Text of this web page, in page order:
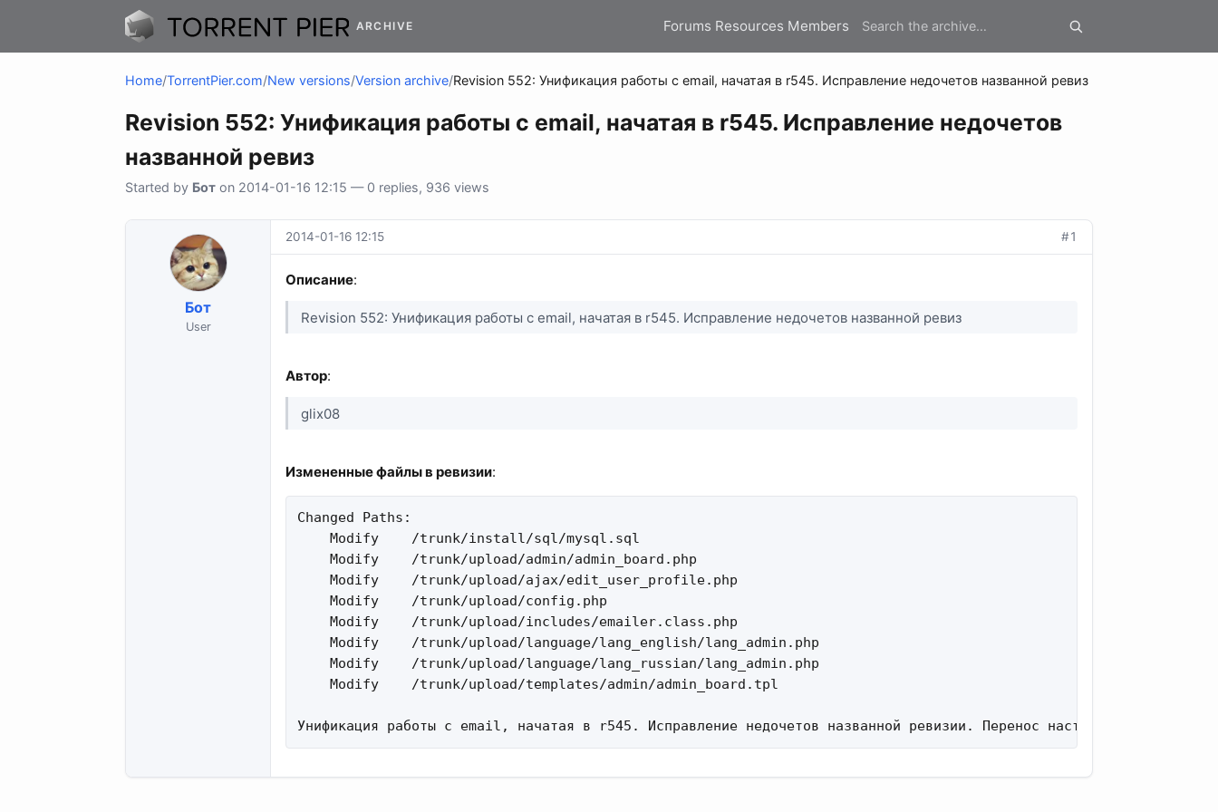
ARCHIVE Forums Resources Members
Home/TorrentPier.com/New versions/Version archive/Revision 552: Унификация работы с email, начатая в r545. Исправление недочетов названной ревиз
Revision 552: Унификация работы с email, начатая в r545. Исправление недочетов
названной ревиз
Started by Бот on 2014-01-16 12:15 — 0 replies, 936 views
Бот
User
2014-01-16 12:15 #1
Описание:
Revision 552: Унификация работы с email, начатая в r545. Исправление недочетов названной ревиз
Автор:
glix08
Измененные файлы в ревизии:
Changed Paths:
    Modify    /trunk/install/sql/mysql.sql
    Modify    /trunk/upload/admin/admin_board.php
    Modify    /trunk/upload/ajax/edit_user_profile.php
    Modify    /trunk/upload/config.php
    Modify    /trunk/upload/includes/emailer.class.php
    Modify    /trunk/upload/language/lang_english/lang_admin.php
    Modify    /trunk/upload/language/lang_russian/lang_admin.php
    Modify    /trunk/upload/templates/admin/admin_board.tpl
Унификация работы с email, начатая в r545. Исправление недочетов названной ревизии. Перенос настроек email в